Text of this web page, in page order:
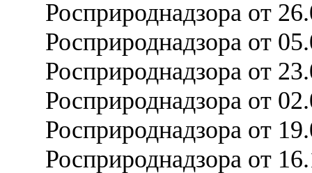
Росприроднадзора от
Росприроднадзора от
Росприроднадзора от
Росприроднадзора от
Росприроднадзора от
Росприроднадзора от